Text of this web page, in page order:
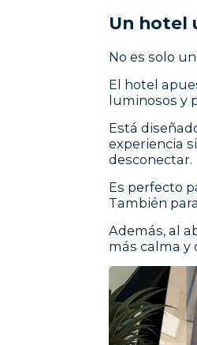
Un hotel
No es solo
El hotel
luminosos y
Está
experiencia
desconectar.
Es perfecto
También
Además, al
más calma y